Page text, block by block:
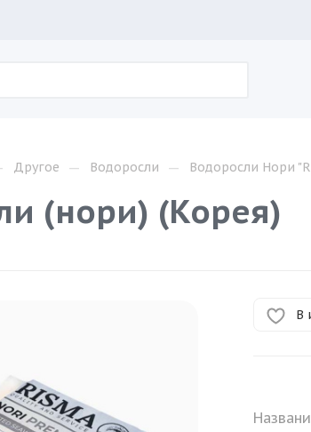
Другое — Водоросли — Водоросли Нори
(нори) (Корея)
В